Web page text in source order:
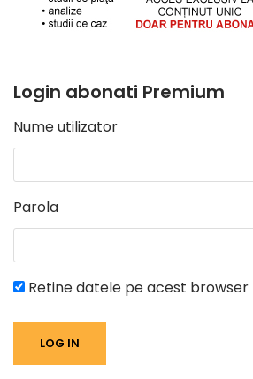
Login abonati Premium
Nume utilizator
Parola
Retine datele pe acest browser